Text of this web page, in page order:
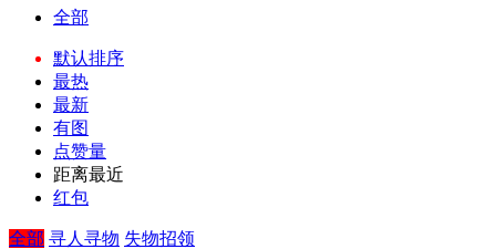
全部
默认排序
最热
最新
有图
点赞量
距离最近
红包
全部 寻人寻物 失物招领